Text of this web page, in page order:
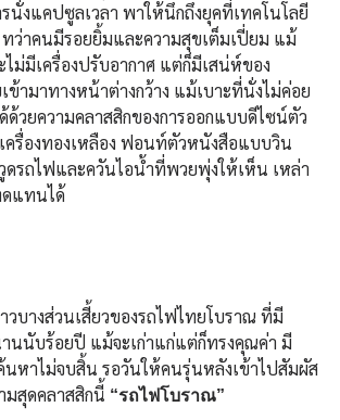
นั่งแคปซูลเวลา พาให้นึกถึงยุคที่เทคโนโลยี
ทว่าคนมีรอยยิ้มและความสุขเต็มเปี่ยม แม้
ม่มีเครื่องปรับอากาศ แต่ก็มีเสน่ห์ของ
ข้ามาทางหน้าต่างกว้าง แม้เบาะที่นั่งไม่ค่อย
วยความคลาสสิกของการออกแบบดีไซน์ตัว
ครื่องทองเหลือง ฟอนท์ตัวหนังสือแบบวิน
ดรถไฟและควันไอน้ำที่พวยพุ่งให้เห็น เหล่า
แทนได้
งส่วนเสี้ยวของรถไฟไทยโบราณ ที่มี
นนับร้อยปี แม้จะเก่าแก่แต่ก็ทรงคุณค่า มี
นหาไม่จบสิ้น รอวันให้คนรุ่นหลังเข้าไปสัมผัส
มสุดคลาสสิกนี้ “รถไฟโบราณ”